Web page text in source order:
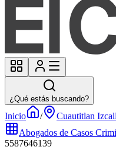
¿Qué estás buscando?
Inicio / Cuautitlan
Abogados de Casos
5587646139